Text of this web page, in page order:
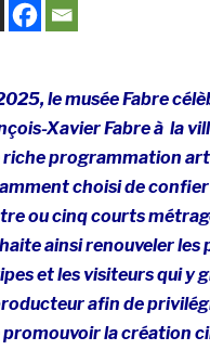
le musée Fabre
Xavier Fabre à la
riche programmation
choisi de confier
ou cinq courts
ainsi renouveler les
et les visiteurs qui y
afin de
promouvoir la création